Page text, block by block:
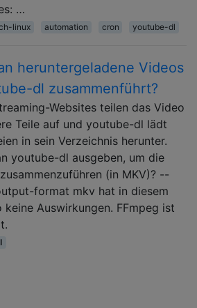
…
linux automation cron youtube-dl
heruntergeladene Videos
dl zusammenführt?
Websites teilen das Video
Teile auf und youtube-dl lädt
in sein Verzeichnis herunter.
youtube-dl ausgeben, um die
(in MKV)? --
format mkv hat in diesem
keine Auswirkungen. FFmpeg ist